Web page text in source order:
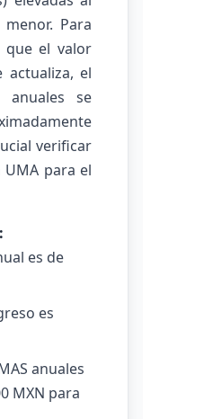
Para
que el valor
actualiza, el
anuales se
verificar
para el
es de
es
anuales
MXN para